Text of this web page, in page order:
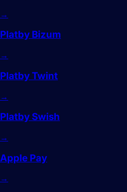
→
Platby Bizum
→
Platby Twint
→
Platby Swish
→
Apple Pay
→